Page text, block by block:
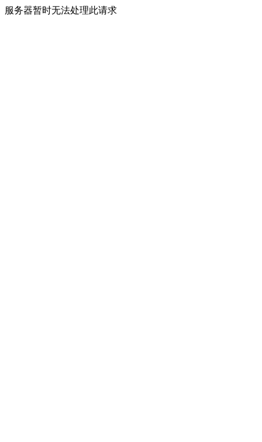
服务器暂时无法处理此请求